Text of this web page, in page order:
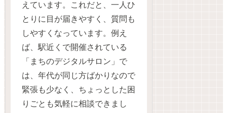
えています。これだと、一人ひ
とりに目が届きやすく、質問も
しやすくなっています。例え
ば、駅近くで開催されている
「まちのデジタルサロン」で
は、年代が同じ方ばかりなので
緊張も少なく、ちょっとした困
りごとも気軽に相談できまし